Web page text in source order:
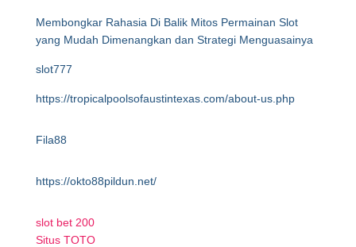
Membongkar Rahasia Di Balik Mitos Permainan Slot
yang Mudah Dimenangkan dan Strategi Menguasainya
slot777
https://tropicalpoolsofaustintexas.com/about-us.php
Fila88
https://okto88pildun.net/
slot bet 200
Situs TOTO